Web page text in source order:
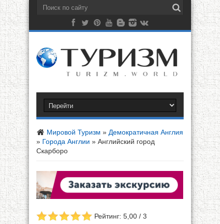
Мировой Туризм » Демократичная Англия
» Города Англии » Английский город
Скарборо
Рейтинг: 5,00 / 3